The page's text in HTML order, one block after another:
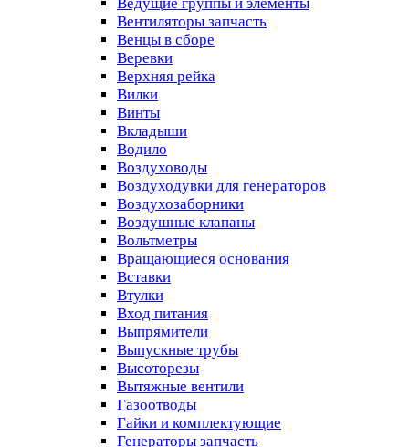
Вентиляторы запчасть
Венцы в сборе
Веревки
Верхняя рейка
Вилки
Винты
Вкладыши
Водило
Воздуховоды
Воздуходувки для генераторов
Воздухозаборники
Воздушные клапаны
Вольтметры
Вращающиеся основания
Вставки
Втулки
Вход питания
Выпрямители
Выпускные трубы
Высоторезы
Вытяжные вентили
Газоотводы
Гайки и комплектующие
Генераторы запчасть